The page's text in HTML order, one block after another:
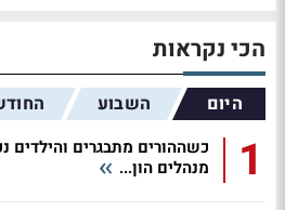
הכי נקראות
היום השבוע
1
כשההורים מתבגרים והילדים
מנהלים הון...